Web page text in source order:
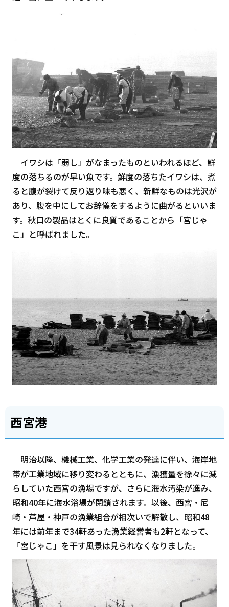
イワシは「弱し」がなまったものといわれるほど、鮮
度の落ちるのが早い魚です。鮮度の落ちたイワシは、煮
ると腹が裂けて反り返り味も悪く、新鮮なものは光沢が
あり、腹を中にしてお辞儀をするように曲がるといいま
す。秋口の製品はとくに良質であることから「宮じゃ
こ」と呼ばれました。
西宮港
明治以降、機械工業、化学工業の発達に伴い、海岸地
帯が工業地域に移り変わるとともに、漁獲量を徐々に減
らしていた西宮の漁場ですが、さらに海水汚染が進み、
昭和40年に海水浴場が閉鎖されます。以後、西宮・尼
崎・芦屋・神戸の漁業組合が相次いで解散し、昭和48
年には前年まで34軒あった漁業経営者も2軒となって、
「宮じゃこ」を干す風景は見られなくなりました。